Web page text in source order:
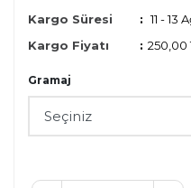
Kargo Süresi
: 11 - 13
Kargo Fiyatı
: 250,00
Gramaj